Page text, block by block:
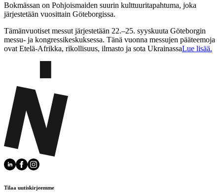
Bokmässan on Pohjoismaiden suurin kulttuuritapahtuma, joka
järjestetään vuosittain Göteborgissa.
Tämänvuotiset messut järjestetään 22.–25. syyskuuta Göteborgin
messu- ja kongressikeskuksessa. Tänä vuonna messujen pääteemoja
ovat Etelä-Afrikka, rikollisuus, ilmasto ja sota UkrainassaLue lisää.
Tilaa uutiskirjeemme